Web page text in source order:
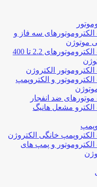
سه فاز و
موتوژن
لیست قیمت الکتروموتورهای 2.2 تا 400
الکتروژن
و الکتروپمپ
ضد انفجار
مشعل هانیگ
خانگی الکتروژن
و پمپ های